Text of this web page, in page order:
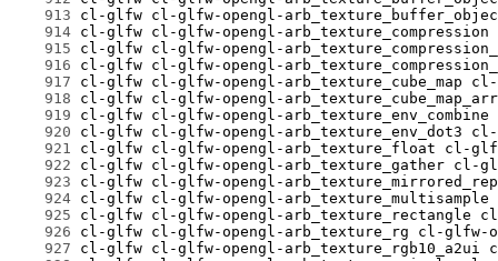
    913
    914
    915
    916
    917
    918
    919
    920
    921
    922
    923
    924
    925
    926
    927